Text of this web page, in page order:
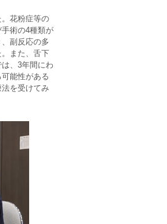
花粉症等の
術の4種類が
副反応の多
また、舌下
、3年間にわ
能性がある
を受けてみ